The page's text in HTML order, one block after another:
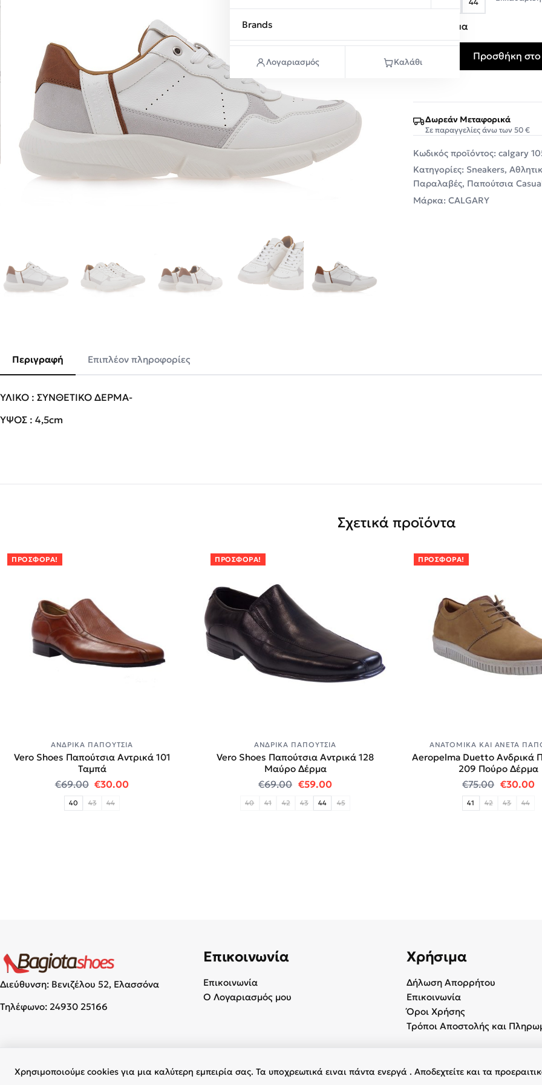
Brands
Λογαριασμός Καλάθι
Σε απόθεμα
Galgary Ανδρικά
Προσθήκη
Δωρεάν Μεταφορικά
Σε παραγγελίες άνω των 50 €
Κωδικός προϊόντος: calgary
Κατηγορίες: Sneakers,
Παραλαβές, Παπούτσια
Μάρκα: CALGARY
Περιγραφή Επιπλέον πληροφορίες
ΥΛΙΚΟ : ΣΥΝΘΕΤΙΚΟ ΔΕΡΜΑ-
ΥΨΟΣ : 4,5cm
Σχετικά προϊόντα
ΠΡΟΣΦΟΡΆ!
ΑΝΔΡΙΚΆ ΠΑΠΟΎΤΣΙΑ
Vero Shoes Παπούτσια Αντρικά 101
Ταμπά
€69.00 Original price was: €69.00.
€30.00Η τρέχουσα τιμή είναι: €30.00.
40 43 44
ΠΡΟΣΦΟΡΆ!
ΑΝΔΡΙΚΆ ΠΑΠΟΎΤΣΙΑ
Vero Shoes Παπούτσια Αντρικά 128
Μαύρο Δέρμα
€69.00 Original price was: €69.00.
€59.00Η τρέχουσα τιμή είναι: €59.00.
40 41 42 43 44 45
ΠΡΟΣΦΟΡΆ!
ΑΝΑΤΟΜΙΚΆ ΚΑΙ ΆΝΕΤΑ
Aeropelma Duetto Ανδρικά
209 Πούρο Δέρμα
€75.00 Original
€30.00Η
41 42 43 44
Διεύθυνση: Βενιζέλου 52, Ελασσόνα
Τηλέφωνο: 24930 25166
Επικοινωνία
Επικοινωνία
Ο Λογαριασμός μου
Χρήσιμα
Δήλωση Απορρήτου
Επικοινωνία
Όροι Χρήσης
Τρόποι Αποστολής και
© 2026 Γυναικεία & Ανδρικά Παπούτσια - BagiotaShoes.gr. Με επιφύλαξη παντός δικαιώματος.
Χρησιμοποιούμε cookies για μια καλύτερη εμπειρία σας. Τα υποχρεωτικά ειναι πάντα ενεργά . Αποδεχτείτε και τα